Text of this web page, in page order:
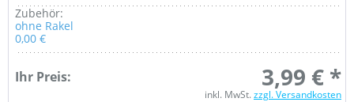
Zubehör:
ohne Rakel
0,00 €
Ihr Preis: 3,99 € *
inkl. MwSt.zzgl. Versandkosten